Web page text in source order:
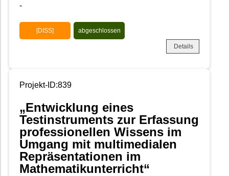
-
[DISS] abgeschlossen
Details
Projekt-ID:839
„Entwicklung eines
Testinstruments zur Erfassung
professionellen Wissens im
Umgang mit multimedialen
Repräsentationen im
Mathematikunterricht“